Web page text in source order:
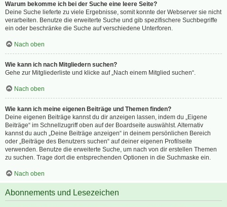
Warum bekomme ich bei der Suche eine leere Seite?
Deine Suche lieferte zu viele Ergebnisse, somit konnte der Webserver sie nicht
verarbeiten. Benutze die erweiterte Suche und gib spezifischere Suchbegriffe
ein oder beschränke die Suche auf verschiedene Unterforen.
Nach oben
Wie kann ich nach Mitgliedern suchen?
Gehe zur Mitgliederliste und klicke auf „Nach einem Mitglied suchen“.
Nach oben
Wie kann ich meine eigenen Beiträge und Themen finden?
Deine eigenen Beiträge kannst du dir anzeigen lassen, indem du „Eigene
Beiträge“ im Schnellzugriff oben auf der Boardseite auswählst. Alternativ
kannst du auch „Deine Beiträge anzeigen“ in deinem persönlichen Bereich
oder „Beiträge des Benutzers suchen“ auf deiner eigenen Profilseite
verwenden. Benutze die erweiterte Suche, um nach von dir erstellen Themen
zu suchen. Trage dort die entsprechenden Optionen in die Suchmaske ein.
Nach oben
Abonnements und Lesezeichen